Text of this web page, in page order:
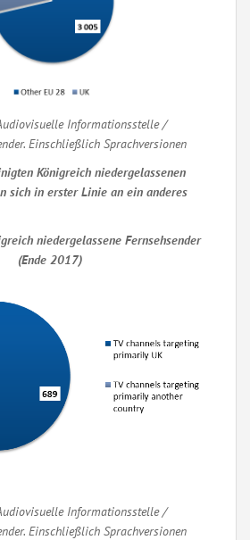
Informationsstelle /
Einschließlich Sprachversionen
Königreich niedergelassenen
sich in erster Linie an ein anderes
niedergelassene Fernsehsender
(Ende 2017)
Informationsstelle /
Einschließlich Sprachversionen